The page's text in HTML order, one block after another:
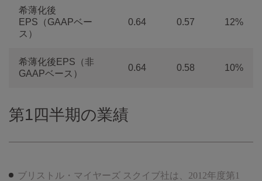
希薄化後
EPS（GAAPベー
ス）
0.64 0.57 12%
希薄化後EPS（非
GAAPベース）
0.64 0.58 10%
第1四半期の業績
ブリストル・マイヤーズ スクイブ社は、2012年度第1